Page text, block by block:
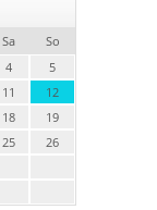
Sa
So
4
5
11
12
18
19
25
26